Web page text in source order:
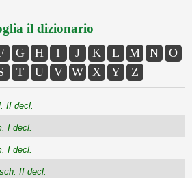
il dizionario
G H I J K L M N
O
T U V W X Y Z
II decl.
I decl.
I decl.
II decl.